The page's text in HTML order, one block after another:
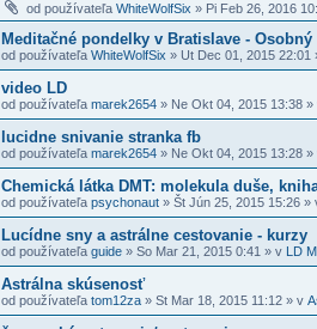
od používateľa WhiteWolfSix » Pi Feb 26, 2016
Meditačné pondelky v Bratislave -
od používateľa WhiteWolfSix » Ut Dec 01, 2015 22:01
video LD
od používateľa marek2654 » Ne Okt 04, 2015 13:38 »
lucidne snivanie stranka fb
od používateľa marek2654 » Ne Okt 04, 2015 13:28 »
Chemická látka DMT: molekula duše,
od používateľa psychonaut » Št Jún 25, 2015 15:26 »
Lucídne sny a astrálne cestovanie - kurzy
od používateľa guide » So Mar 21, 2015 0:41 » v LD
Astrálna skúsenosť
od používateľa tom12za » St Mar 18, 2015 11:12 » v